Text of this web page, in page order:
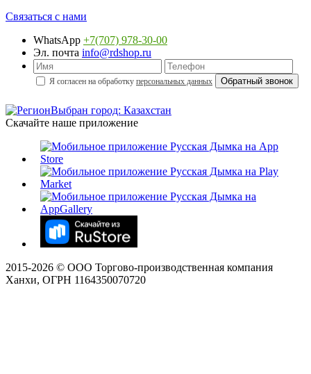
Связаться с нами
WhatsApp +7(707) 978-30-00
Эл. почта info@rdshop.ru
Я согласен на обработку персональных данных
Выбран город: Казахстан
Скачайте наше приложение
2015-2026 © ООО Торгово-производственная компания
Ханхи, ОГРН 1164350070720